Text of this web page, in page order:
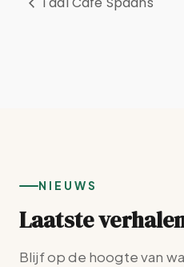
NIEUWS
Laatste
Blijf op de hoogte van